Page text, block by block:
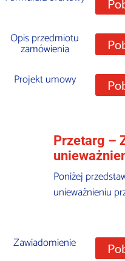
Opis przedmiotu
zamówienia
Projekt umowy
Przetarg –
Poniżej
unieważnieniu
Zawiadomienie